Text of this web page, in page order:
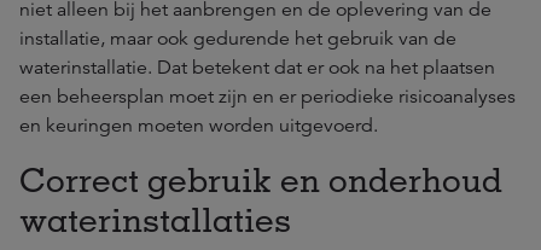
niet alleen bij het aanbrengen en de oplevering van de
installatie, maar ook gedurende het gebruik van de
waterinstallatie. Dat betekent dat er ook na het plaatsen
een beheersplan moet zijn en er periodieke risicoanalyses
en keuringen moeten worden uitgevoerd.
Correct gebruik en onderhoud
waterinstallaties